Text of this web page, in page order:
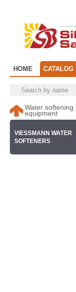
HOME CATALOG
Water softening
equipment
VIESSMANN WATER
SOFTENERS